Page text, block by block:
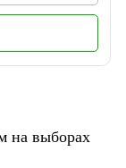
на выборах